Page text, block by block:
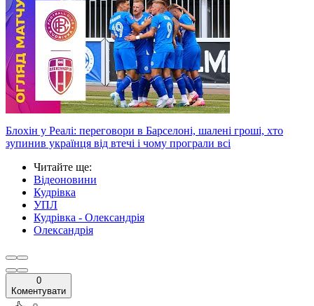
Блохін у Реалі: переговори в Барселоні, шалені гроші, хто
зупинив українця від втечі і чому програли всі
Читайте ще:
Відеоновини
Кудрівка
УПЛ
Кудрівка - Олександрія
Олександрія
0
Коментувати